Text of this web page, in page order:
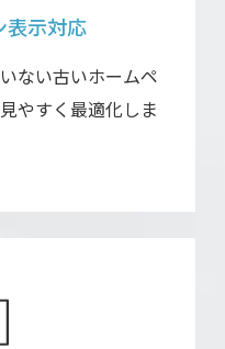
表示対応
ない古いホームペ
やすく最適化しま